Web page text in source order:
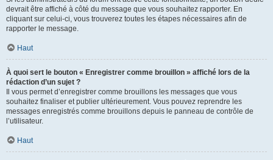
devrait être affiché à côté du message que vous souhaitez rapporter. En
cliquant sur celui-ci, vous trouverez toutes les étapes nécessaires afin de
rapporter le message.
Haut
À quoi sert le bouton « Enregistrer comme brouillon » affiché lors de la
rédaction d’un sujet ?
Il vous permet d’enregistrer comme brouillons les messages que vous
souhaitez finaliser et publier ultérieurement. Vous pouvez reprendre les
messages enregistrés comme brouillons depuis le panneau de contrôle de
l’utilisateur.
Haut